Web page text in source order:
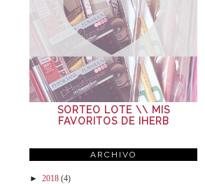
SORTEO LOTE \\ MIS
FAVORITOS DE IHERB
ARCHIVO
► 2018 (4)